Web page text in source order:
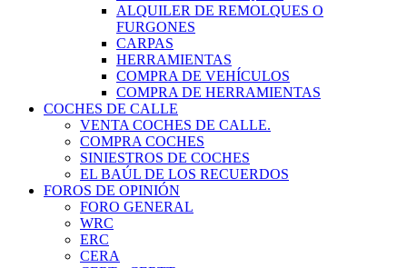
ALQUILER DE REMOLQUES O
FURGONES
CARPAS
HERRAMIENTAS
COMPRA DE VEHÍCULOS
COMPRA DE HERRAMIENTAS
COCHES DE CALLE
VENTA COCHES DE CALLE.
COMPRA COCHES
SINIESTROS DE COCHES
EL BAÚL DE LOS RECUERDOS
FOROS DE OPINIÓN
FORO GENERAL
WRC
ERC
CERA